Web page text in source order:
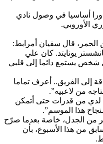
أساسيا في وصول نادي
الأوروبي.
الحمر، قال سفيان أمرابط:
يونايتد. كان علي
شخص يستمع دائما إلى قلبي
إلى الفريق.. أعرف تماما
من لاعبيه”.
لدي من قدرات حتى أتمكن
هذا الموسم”.
من الجدل، خاصة بعدما صرّح
من هذا الأسبوع، بأن